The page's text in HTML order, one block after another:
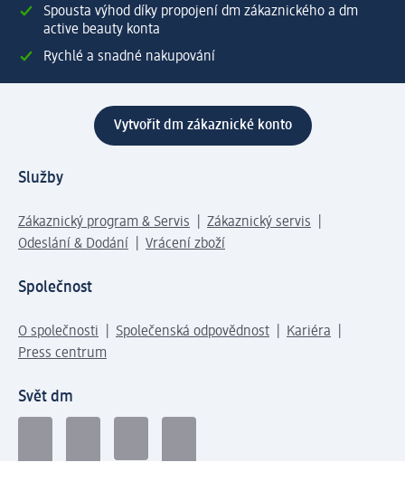
Spousta výhod díky propojení dm zákaznického a dm
active beauty konta
Rychlé a snadné nakupování
Vytvořit dm zákaznické konto
Služby
Zákaznický program & Servis
Zákaznický servis
Odeslání & Dodání
Vrácení zboží
Společnost
O společnosti Společenská odpovědnost
Kariéra
Press centrum
Svět dm